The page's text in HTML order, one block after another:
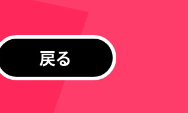
戻る